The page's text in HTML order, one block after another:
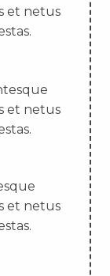
et netus
et netus
et netus